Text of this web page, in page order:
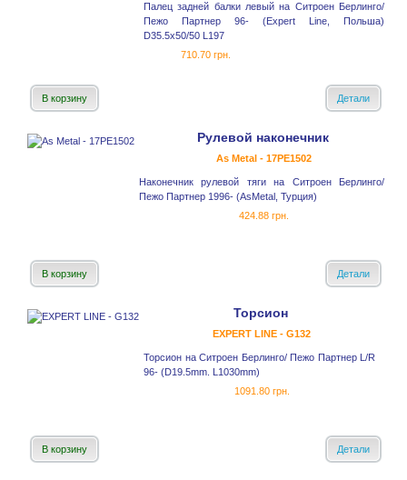
Палец задней балки левый на Ситроен Берлинго/
Пежо Партнер 96- (Expert Line, Польша)
D35.5x50/50 L197
710.70 грн.
В корзину Детали
Рулевой наконечник
As Metal - 17PE1502
Наконечник рулевой тяги на Ситроен Берлинго/
Пежо Партнер 1996- (AsMetal, Турция)
424.88 грн.
В корзину Детали
Торсион
EXPERT LINE - G132
Торсион на Ситроен Берлинго/ Пежо Партнер L/R
96- (D19.5mm. L1030mm)
1091.80 грн.
В корзину Детали